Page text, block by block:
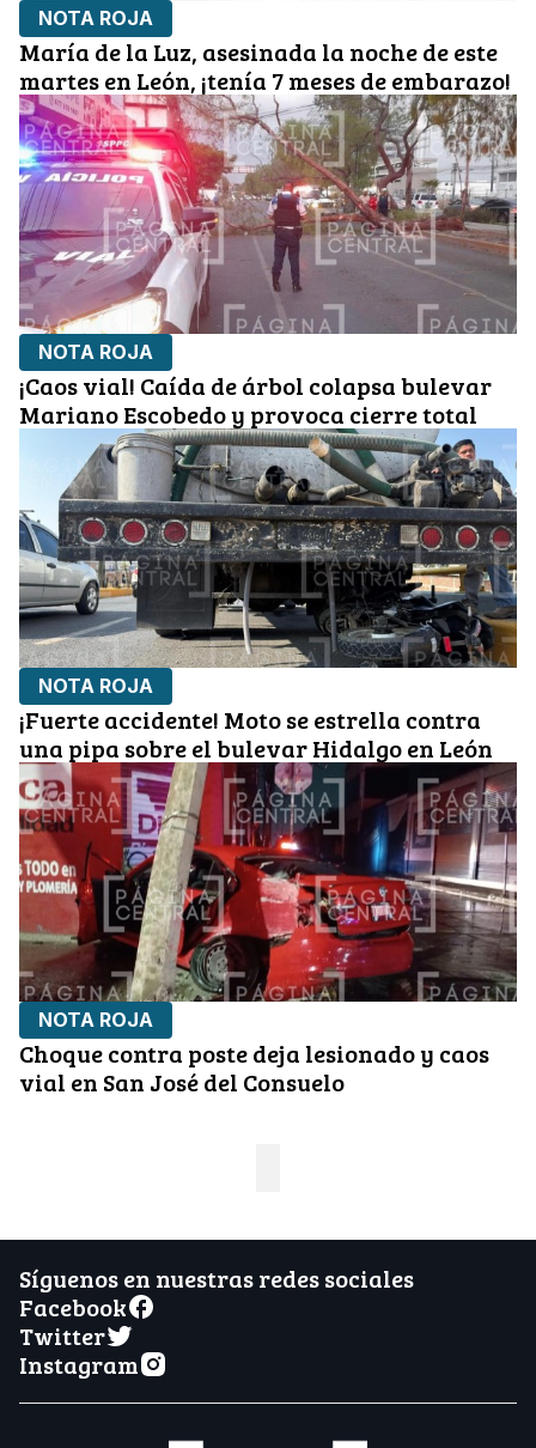
NOTA ROJA
María de la Luz, asesinada la noche de este
martes en León, ¡tenía 7 meses de embarazo!
NOTA ROJA
¡Caos vial! Caída de árbol colapsa bulevar
Mariano Escobedo y provoca cierre total
NOTA ROJA
¡Fuerte accidente! Moto se estrella contra
una pipa sobre el bulevar Hidalgo en León
NOTA ROJA
Choque contra poste deja lesionado y caos
vial en San José del Consuelo
Síguenos en nuestras redes sociales
Facebook
Twitter
Instagram